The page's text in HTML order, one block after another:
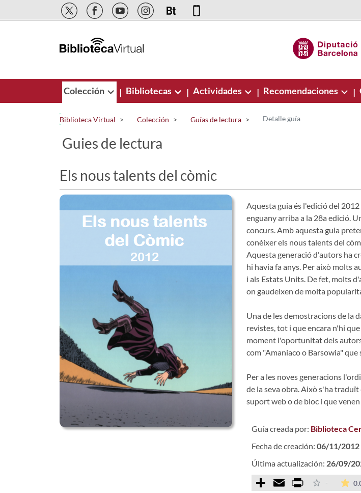
Saltar al contenido principal
Colección | Bibliotecas | Actividades | Recomendaciones |
Biblioteca Virtual Colección Guías de lectura Detalle guía
Guies de lectura
Els nous talents del còmic
Aquesta guia és l'edició del
enguany arriba a la 28a edició.
concurs. Amb aquesta guia
conèixer els nous talents del
Aquesta generació d'autors ha
hi havia fa anys. Per això molts
i als Estats Units. De fet, molts
on gaudeixen de molta
Una de les demostracions de la
revistes, tot i que encara n'hi que
moment l'oportunitat dels
com "Amaniaco o Barsowia"
Per a les noves generacions
de la seva obra. Això s'ha traduït
suport web o de bloc i que
Guía creada por: Biblioteca
Fecha de creación: 06/11/2012
Última actualización: 26/09/
Comparteix
Email Print -